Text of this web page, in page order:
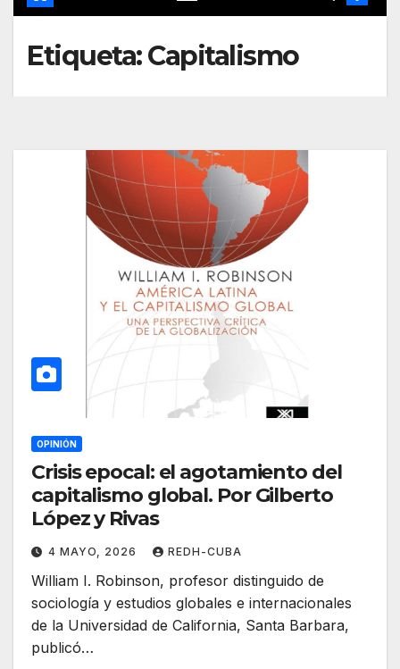
Etiqueta:Capitalismo
OPINIÓN
Crisis epocal: el agotamiento del
capitalismo global. Por Gilberto
López y Rivas
4 MAYO, 2026 REDH-CUBA
William I. Robinson, profesor distinguido de
sociología y estudios globales e internacionales
de la Universidad de California, Santa Barbara,
publicó…